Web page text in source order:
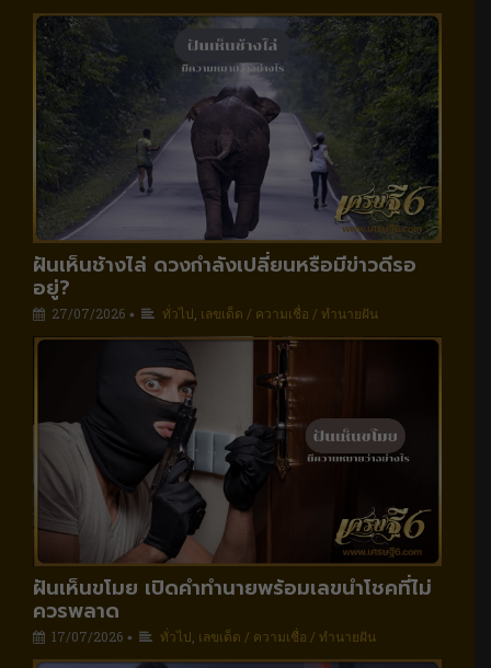
ฝันเห็นช้างไล่ ดวงกำลังเปลี่ยนหรือมีข่าวดีรอ
อยู่?
27/07/2026 • ทั่วไป เลขเด็ด / ความเชื่อ / ทำนายฝัน
ฝันเห็นขโมย เปิดคำทำนายพร้อมเลขนำโชคที่ไม่
ควรพลาด
17/07/2026 • ทั่วไป เลขเด็ด / ความเชื่อ / ทำนายฝัน